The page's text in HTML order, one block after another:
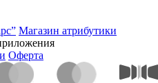
Магазин атрибутики
Оферта